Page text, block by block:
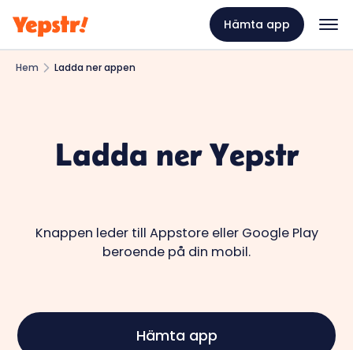
Hämta app
Hem Ladda ner appen
Ladda ner Yepstr
Knappen leder till Appstore eller Google Play
beroende på din mobil.
Hämta app